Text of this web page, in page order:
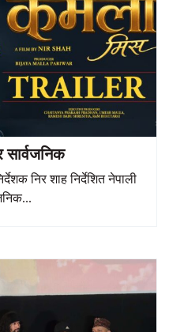
निर शाह निर्देशित नेपाली